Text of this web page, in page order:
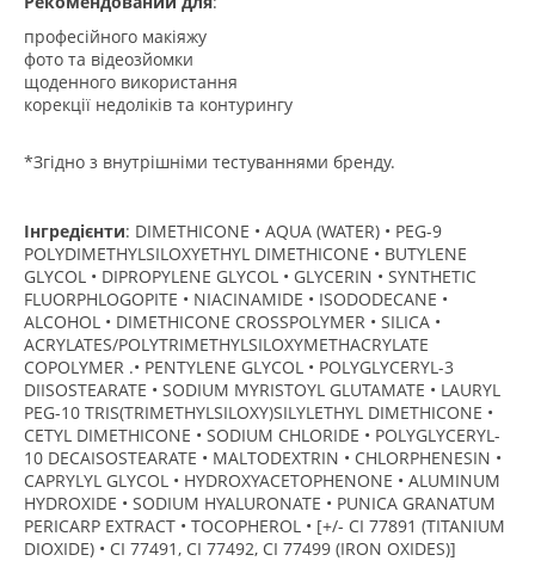
професійного макіяжу
фото та відеозйомки
щоденного використання
корекції недоліків та контурингу
*Згідно з внутрішніми тестуваннями бренду.
Інгредієнти: DIMETHICONE • AQUA (WATER) • PEG-9
POLYDIMETHYLSILOXYETHYL DIMETHICONE • BUTYLENE
GLYCOL • DIPROPYLENE GLYCOL • GLYCERIN • SYNTHETIC
FLUORPHLOGOPITE • NIACINAMIDE • ISODODECANE •
ALCOHOL • DIMETHICONE CROSSPOLYMER • SILICA •
ACRYLATES/POLYTRIMETHYLSILOXYMETHACRYLATE
COPOLYMER .• PENTYLENE GLYCOL • POLYGLYCERYL-3
DIISOSTEARATE • SODIUM MYRISTOYL GLUTAMATE • LAURYL
PEG-10 TRIS(TRIMETHYLSILOXY)SILYLETHYL DIMETHICONE •
CETYL DIMETHICONE • SODIUM CHLORIDE • POLYGLYCERYL-
10 DECAISOSTEARATE • MALTODEXTRIN • CHLORPHENESIN •
CAPRYLYL GLYCOL • HYDROXYACETOPHENONE • ALUMINUM
HYDROXIDE • SODIUM HYALURONATE • PUNICA GRANATUM
PERICARP EXTRACT • TOCOPHEROL • [+/- CI 77891 (TITANIUM
DIOXIDE) • CI 77491, CI 77492, CI 77499 (IRON OXIDES)]